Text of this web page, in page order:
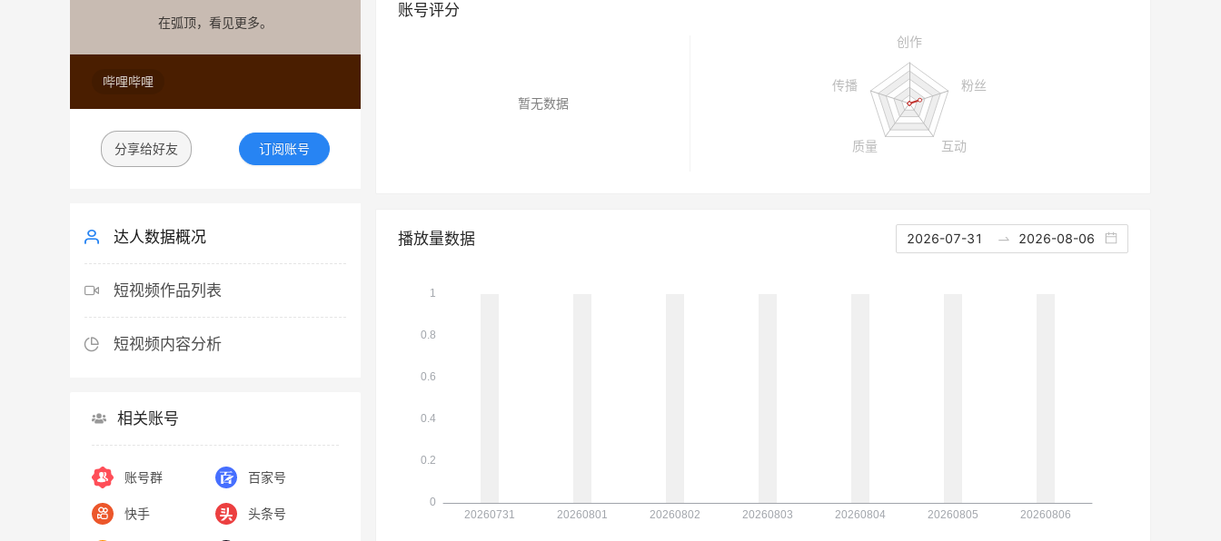
在弧顶，看见更多。
哔哩哔哩
分享给好友 订阅账号
达人数据概况
短视频作品列表
短视频内容分析
相关账号
账号群 百家号
快手 头条号
账号评分
暂无数据
播放量数据 2026-07-31 2026-08-06